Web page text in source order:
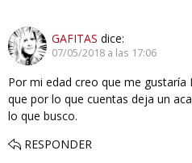
GAFITAS dice:
07/05/2018 a las 17:06
Por mi edad creo que me gustaría
que por lo que cuentas deja un
lo que busco.
RESPONDER